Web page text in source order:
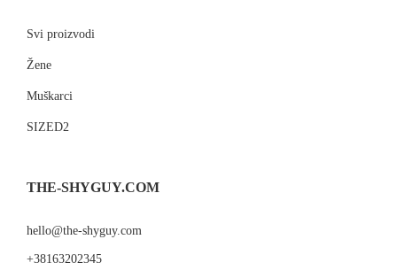
Svi proizvodi
Žene
Muškarci
SIZED2
THE-SHYGUY.COM
hello@the-shyguy.com
+38163202345